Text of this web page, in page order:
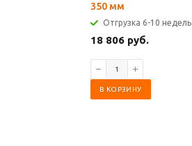
350 мм
Отгрузка 6-10 недель
18 806 руб.
В КОРЗИНУ